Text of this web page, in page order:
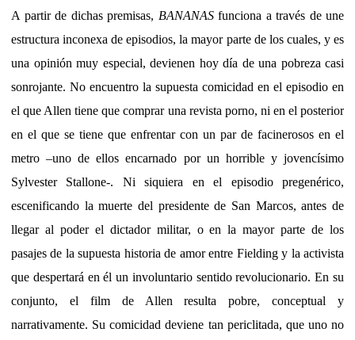
A partir de dichas premisas, BANANASfunciona a través de une
estructura inconexa de episodios, la mayor parte de los cuales, y es
una opinión muy especial, devienen hoy día de una pobreza casi
sonrojante. No encuentro la supuesta comicidad en el episodio en
el que Allen tiene que comprar una revista porno, ni en el posterior
en el que se tiene que enfrentar con un par de facinerosos en el
metro –uno de ellos encarnado por un horrible y jovencísimo
Sylvester Stallone-. Ni siquiera en el episodio pregenérico,
escenificando la muerte del presidente de San Marcos, antes de
llegar al poder el dictador militar, o en la mayor parte de los
pasajes de la supuesta historia de amor entre Fielding y la activista
que despertará en él un involuntario sentido revolucionario. En su
conjunto, el film de Allen resulta pobre, conceptual y
narrativamente. Su comicidad deviene tan periclitada, que uno no